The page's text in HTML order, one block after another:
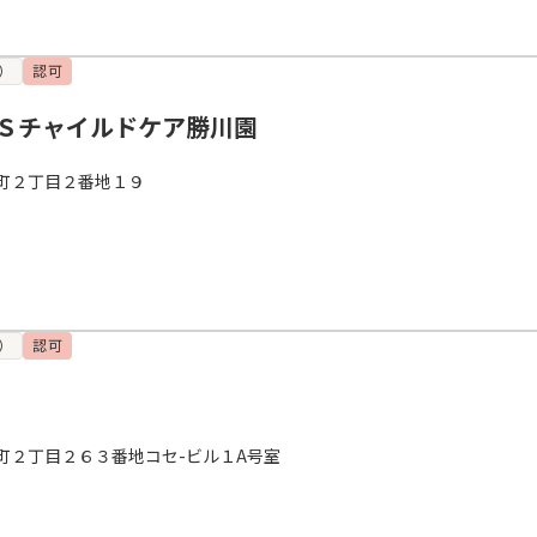
認可
チャイルドケア勝川園
２丁目２番地１９
認可
２丁目２６３番地コセ-ビル１A号室